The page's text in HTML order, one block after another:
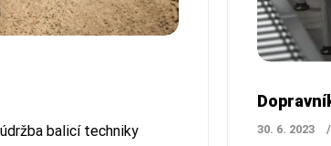
balicí techniky
30. 6. 2023 /